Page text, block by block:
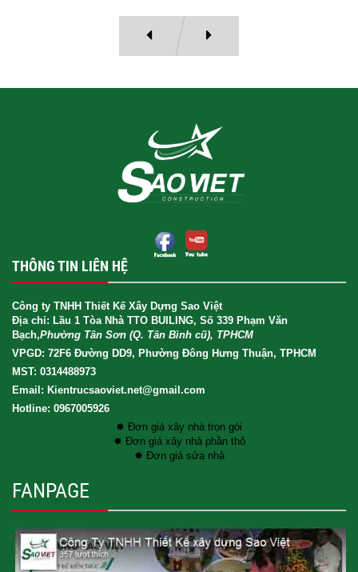
THÔNG TIN LIÊN HỆ
Công ty TNHH Thiết Kế Xây Dựng Sao Việt
Địa chỉ: Lầu 1 Tòa Nhà TTO BUILING, Số 339 Phạm Văn
Bạch,Phường Tân Sơn (Q. Tân Bình cũ), TPHCM
VPGD: 72F6 Đường DD9, Phường Đông Hưng Thuận, TPHCM
MST: 0314488973
Email: Kientrucsaoviet.net@gmail.com
Hotline: 0967005926
✸ Đơn giá xây nhà trọn gói
✸ Đơn giá xây nhà phần thô
✸ Đơn giá sửa nhà
FANPAGE